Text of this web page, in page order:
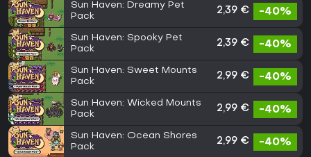
Sun Haven: Dreamy Pet
Pack
2,39 € -40%
Sun Haven: Spooky Pet
Pack
2,39 € -40%
Sun Haven: Sweet Mounts
Pack
2,99 € -40%
Sun Haven: Wicked Mounts
Pack
2,99 € -40%
Sun Haven: Ocean Shores
Pack
2,99 € -40%